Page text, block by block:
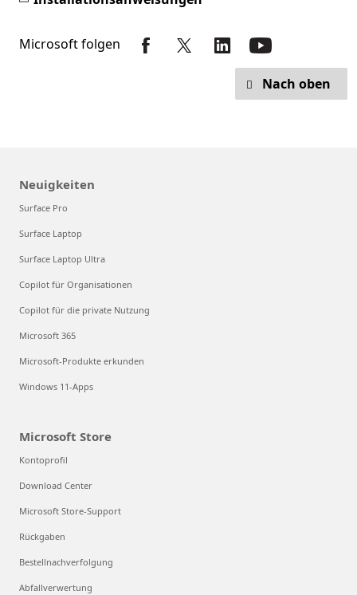
Microsoft folgen
Nach oben
Neuigkeiten
Surface Pro
Surface Laptop
Surface Laptop Ultra
Copilot für Organisationen
Copilot für die private Nutzung
Microsoft 365
Microsoft-Produkte erkunden
Windows 11-Apps
Microsoft Store
Kontoprofil
Download Center
Microsoft Store-Support
Rückgaben
Bestellnachverfolgung
Abfallverwertung